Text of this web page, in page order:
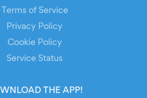
Terms of Service
Privacy Policy
Cookie Policy
Service Status
THE APP!